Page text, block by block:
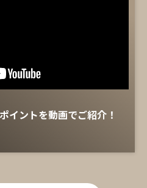
イントを動画でご紹介！